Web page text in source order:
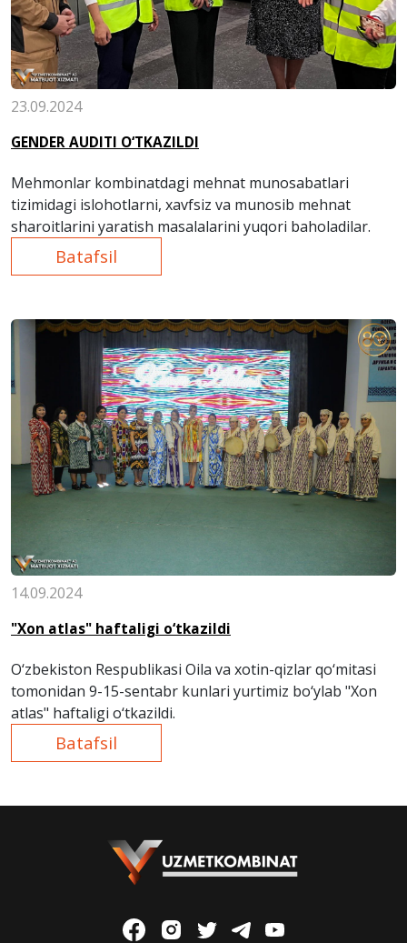
23.09.2024
GENDER AUDITI O‘TKAZILDI
Mehmonlar kombinatdagi mehnat munosabatlari
tizimidagi islohotlarni, xavfsiz va munosib mehnat
sharoitlarini yaratish masalalarini yuqori baholadilar.
Batafsil
14.09.2024
"Xon atlas" haftaligi o‘tkazildi
O‘zbekiston Respublikasi Oila va xotin-qizlar qo‘mitasi
tomonidan 9-15-sentabr kunlari yurtimiz bo‘ylab "Xon
atlas" haftaligi o‘tkazildi.
Batafsil